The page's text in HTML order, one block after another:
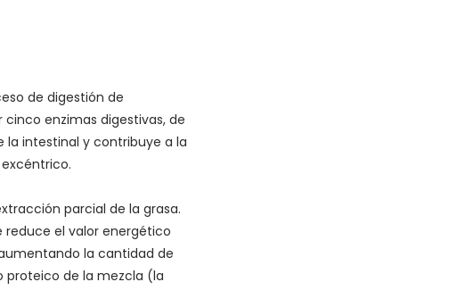
de digestión de
enzimas digestivas, de
intestinal y contribuye a la
parcial de la grasa.
reduce el valor energético
la cantidad de
proteico de la mezcla (la